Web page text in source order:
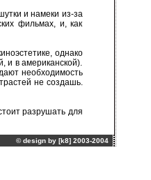
и намеки из-за
фильмах, и, как
однако
и в американской).
необходимость
не создашь.
разрушать для
© design by [k8] 2003-2004